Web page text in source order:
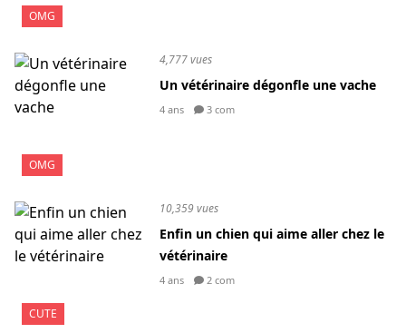
OMG
OMG
4,777 vues
Un vétérinaire dégonfle une vache
4 ans 3 com
CUTE
10,359 vues
Enfin un chien qui aime aller chez le
vétérinaire
4 ans 2 com